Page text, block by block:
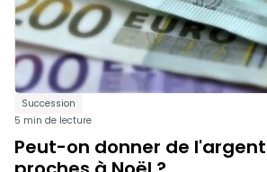
Succession
5 min de lecture
Peut-on donner de